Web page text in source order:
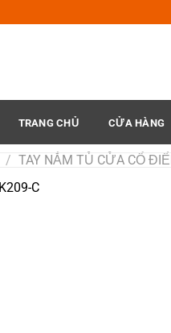
TRANG CHỦ CỬA HÀNG
/ TAY NẮM TỦ CỬA CỔ